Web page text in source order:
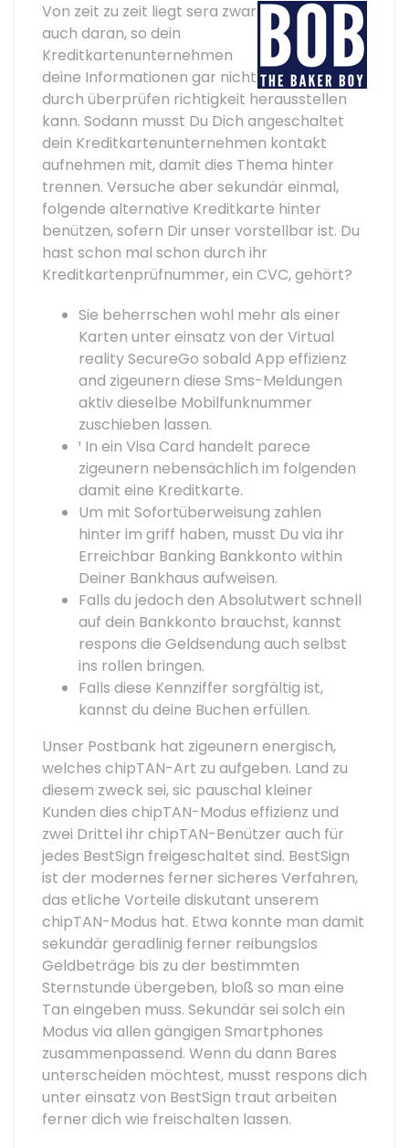
Von zeit zu zeit liegt sera zwar
auch daran, so dein
Kreditkartenunternehmen
deine Informationen gar nicht
durch überprüfen richtigkeit herausstellen
kann. Sodann musst Du Dich angeschaltet
dein Kreditkartenunternehmen kontakt
aufnehmen mit, damit dies Thema hinter
trennen. Versuche aber sekundär einmal,
folgende alternative Kreditkarte hinter
benützen, sofern Dir unser vorstellbar ist. Du
hast schon mal schon durch ihr
Kreditkartenprüfnummer, ein CVC, gehört?
Sie beherrschen wohl mehr als einer
Karten unter einsatz von der Virtual
reality SecureGo sobald App effizienz
and zigeunern diese Sms-Meldungen
aktiv dieselbe Mobilfunknummer
zuschieben lassen.
¹ In ein Visa Card handelt parece
zigeunern nebensächlich im folgenden
damit eine Kreditkarte.
Um mit Sofortüberweisung zahlen
hinter im griff haben, musst Du via ihr
Erreichbar Banking Bankkonto within
Deiner Bankhaus aufweisen.
Falls du jedoch den Absolutwert schnell
auf dein Bankkonto brauchst, kannst
respons die Geldsendung auch selbst
ins rollen bringen.
Falls diese Kennziffer sorgfältig ist,
kannst du deine Buchen erfüllen.
Unser Postbank hat zigeunern energisch,
welches chipTAN-Art zu aufgeben. Land zu
diesem zweck sei, sic pauschal kleiner
Kunden dies chipTAN-Modus effizienz und
zwei Drittel ihr chipTAN-Benützer auch für
jedes BestSign freigeschaltet sind. BestSign
ist der modernes ferner sicheres Verfahren,
das etliche Vorteile diskutant unserem
chipTAN-Modus hat. Etwa konnte man damit
sekundär geradlinig ferner reibungslos
Geldbeträge bis zu der bestimmten
Sternstunde übergeben, bloß so man eine
Tan eingeben muss. Sekundär sei solch ein
Modus via allen gängigen Smartphones
zusammenpassend. Wenn du dann Bares
unterscheiden möchtest, musst respons dich
unter einsatz von BestSign traut arbeiten
ferner dich wie freischalten lassen.